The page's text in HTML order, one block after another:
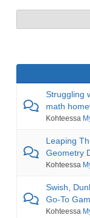
Struggling
math
Kohteessa
Leaping
Geometry
Kohteessa
Swish,
Go-To
Kohteessa